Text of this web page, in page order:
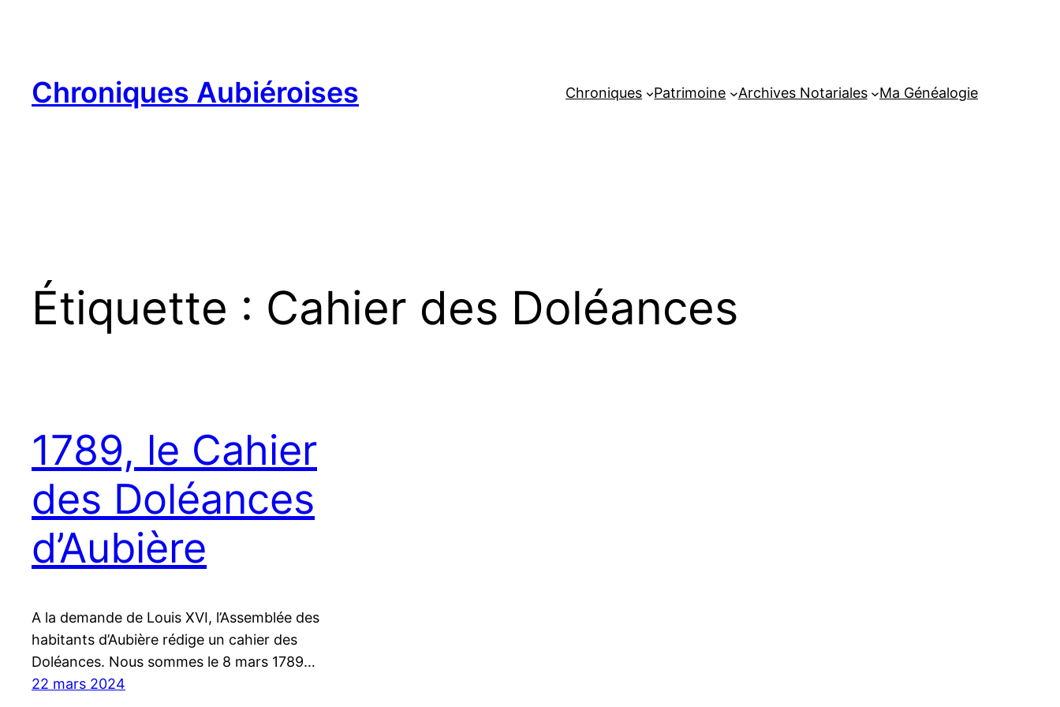
Chroniques Aubiéroises Chroniques Patrimoine Archives Notariales Ma Généalogie
Étiquette : Cahier des Doléances
1789, le Cahier
des Doléances
d’Aubière
A la demande de Louis XVI, l’Assemblée des
habitants d’Aubière rédige un cahier des
Doléances. Nous sommes le 8 mars 1789…
22 mars 2024